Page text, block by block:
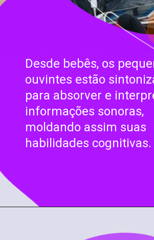
Desde bebês, os
ouvintes estão
para absorver e
informações sonoras,
moldando assim suas
habilidades cognitivas.